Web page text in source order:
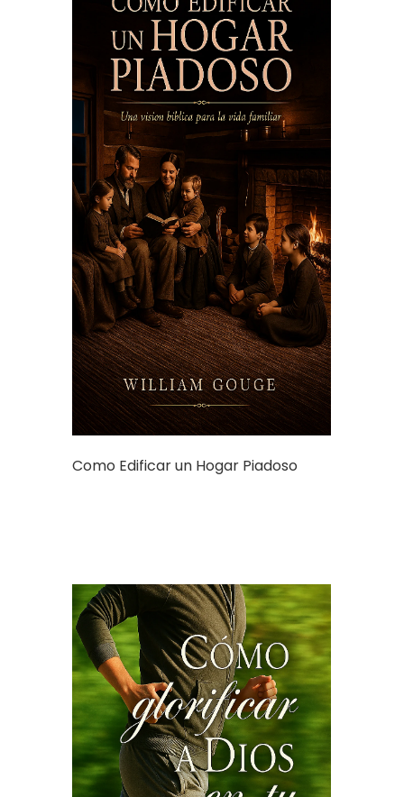
Como Edificar un Hogar Piadoso